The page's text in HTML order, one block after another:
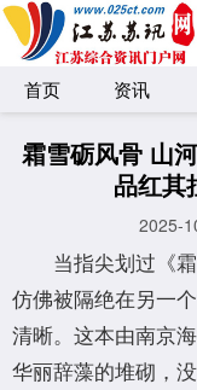
首页 资讯
霜雪砺风骨 山
品红其
2025-
当指尖划过《
仿佛被隔绝在另一
清晰。这本由南京
华丽辞藻的堆砌，